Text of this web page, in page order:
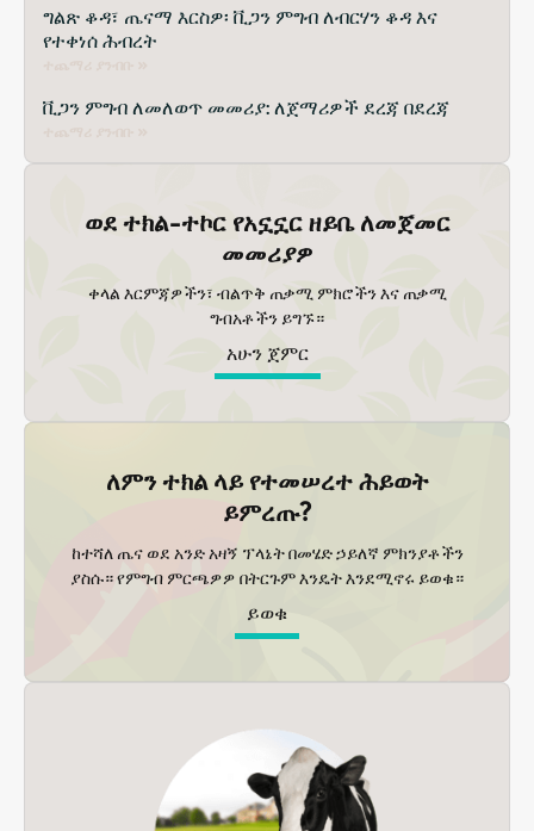
ግልጽ ቆዳ፣ ጤናማ እርስዎ፡ ቪጋን ምግብ ለብርሃን ቆዳ እና
የተቀነሰ ሕብረት
ቪጋን ምግብ ለመለወጥ መመሪያ: ለጀማሪዎች ደረጃ በደረጃ
ወደ ተክል-ተኮር የአኗኗር ዘይቤ ለመጀመር
መመሪያዎ
ቀላል እርምጃዎችን፣ ብልጥቅ ጠቃሚ ምክሮችን እና ጠቃሚ
ግብአቶችን ይግኙ።
አሁን ጀምር
ለምን ተክል ላይ የተመሠረተ ሕይወት
ይምረጡ?
ከተሻለ ጤና ወደ አንድ አዛኝ ፕላኔት በመሄድ ኃይለኛ ምክንያቶችን
ያስሱ። የምግብ ምርጫዎዎ በትርጉም እንዴት እንደሚኖሩ ይወቁ።
ይወቁ